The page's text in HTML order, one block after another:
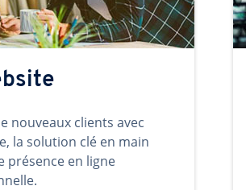
nouveaux clients avec
la solution clé en main
présence en ligne